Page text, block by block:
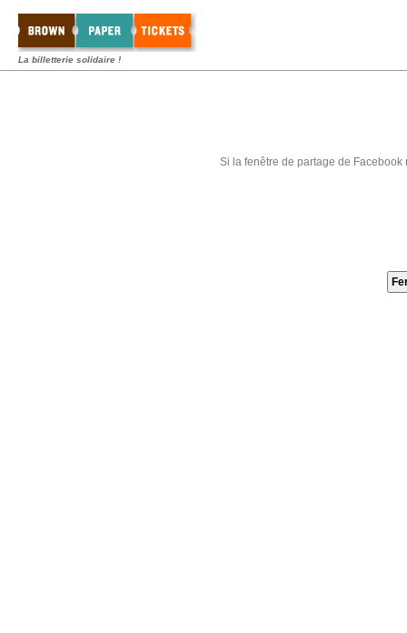
La billetterie solidaire !
Si la fenêtre de partage de